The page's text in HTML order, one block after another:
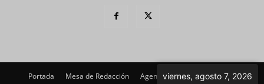
Portada Mesa de Redacción Agenda Política
Imagen
viernes, agosto 7, 2026